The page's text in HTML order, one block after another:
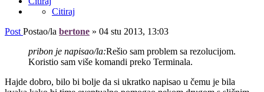
Citiraj
Post Postao/la bertone » 04 stu 2013, 13:03
pribon je napisao/la:Rešio sam problem sa rezolucijom.
Koristio sam više komandi preko Terminala.
Hajde dobro, bilo bi bolje da si ukratko napisao u čemu je bila